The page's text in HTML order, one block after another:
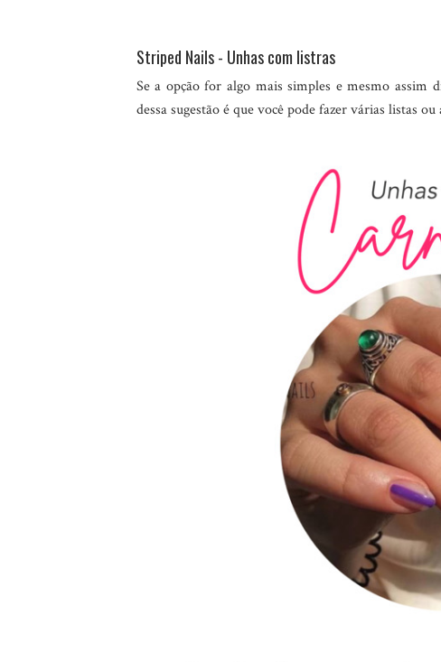
Striped Nails - Unhas com listras
Se a opção for algo mais simples e mesmo assim
dessa sugestão é que você pode fazer várias listas